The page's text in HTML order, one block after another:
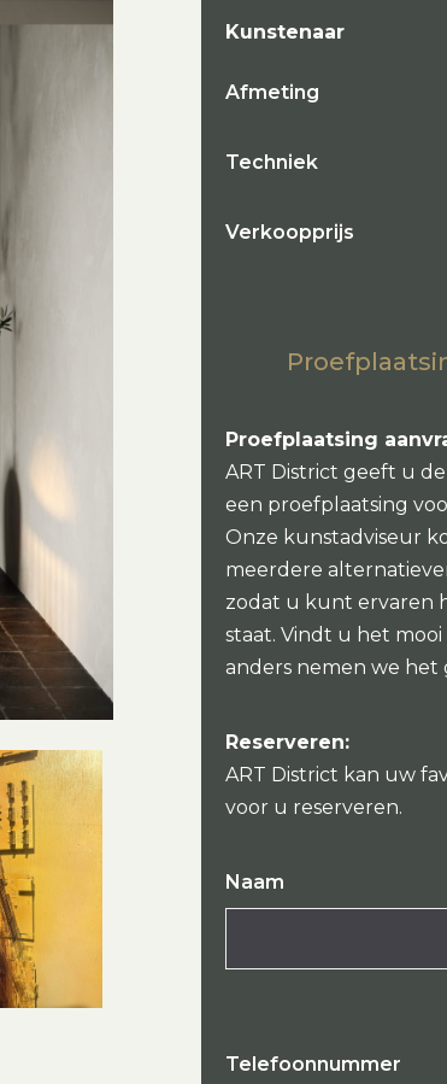
Kunstenaar
Afmeting
Techniek
Verkoopprijs
Proefplaatsing
ART District geeft u
een proefplaatsing
Onze kunstadviseur
meerdere
zodat u kunt ervaren
staat. Vindt u het
anders nemen we het
Reserveren:
ART District kan uw
voor u reserveren.
Naam
Telefoonnummer